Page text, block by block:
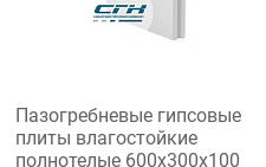
Пазогребневые гипсовые
плиты влагостойкие
полнотелые 600x300x100